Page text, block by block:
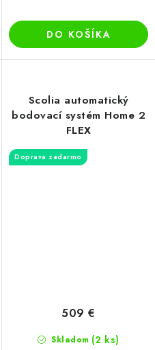
DO KOŠÍKA
Scolia automatický
bodovací systém Home 2
FLEX
Doprava zadarmo
Skladom (2 ks)
509 €